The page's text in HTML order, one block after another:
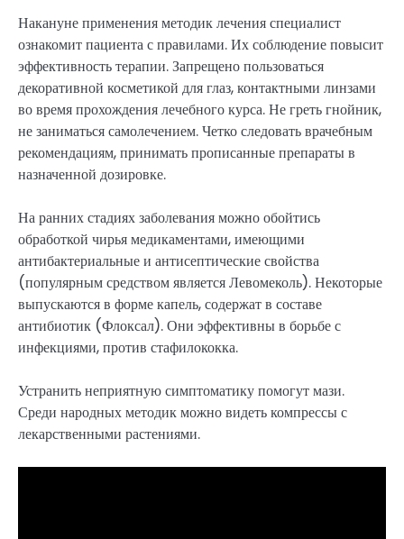
Накануне применения методик лечения специалист
ознакомит пациента с правилами. Их соблюдение повысит
эффективность терапии. Запрещено пользоваться
декоративной косметикой для глаз, контактными линзами
во время прохождения лечебного курса. Не греть гнойник,
не заниматься самолечением. Четко следовать врачебным
рекомендациям, принимать прописанные препараты в
назначенной дозировке.
На ранних стадиях заболевания можно обойтись
обработкой чирья медикаментами, имеющими
антибактериальные и антисептические свойства
(популярным средством является Левомеколь). Некоторые
выпускаются в форме капель, содержат в составе
антибиотик (Флоксал). Они эффективны в борьбе с
инфекциями, против стафилококка.
Устранить неприятную симптоматику помогут мази.
Среди народных методик можно видеть компрессы с
лекарственными растениями.